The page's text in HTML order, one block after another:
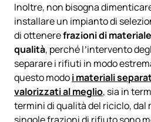
Inoltre, non bisogna
installare un impianto di
di ottenerefrazioni di
qualità, perché l’intervento
separare i rifiuti in modo
questo modoi materiali
valorizzati al meglio, sia in
termini di qualità del riciclo, dal